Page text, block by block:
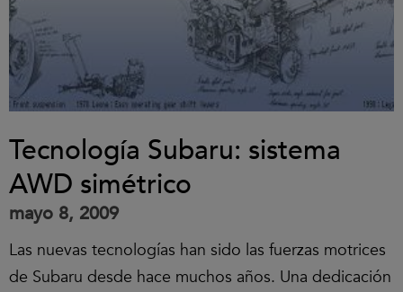
Tecnología Subaru: sistema
AWD simétrico
mayo 8, 2009
Las nuevas tecnologías han sido las fuerzas motrices
de Subaru desde hace muchos años. Una dedicación